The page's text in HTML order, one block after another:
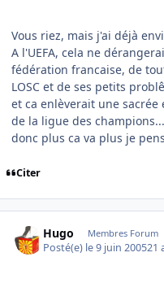
Vous riez, mais j'ai déjà
A l'UEFA, cela ne
fédération francaise, de
LOSC et de ses petits
et ca enlèverait une
de la ligue des champions...
donc plus ca va plus je
Citer
Hugo Membres Forum
Posté(e) le 9 juin 200521